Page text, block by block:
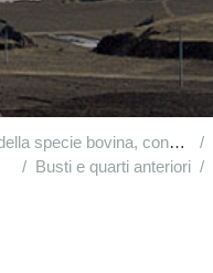
specie bovina, congelate
Busti e quarti anteriori